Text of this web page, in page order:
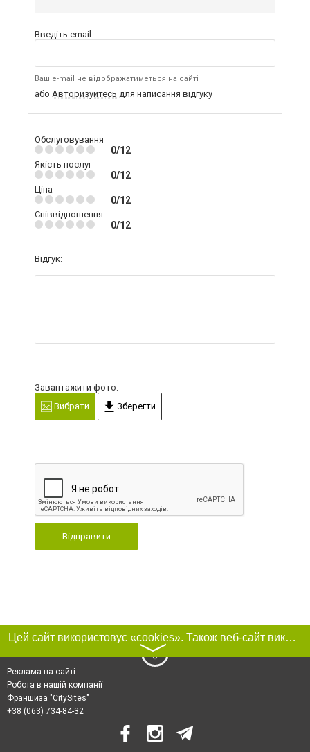
Введіть email:
Ваш e-mail не відображатиметься на сайті
або Авторизуйтесь для написання відгуку
Обслуговування
0/12
Якість послуг
0/12
Ціна
0/12
Співвідношення
0/12
Відгук:
Завантажити фото:
Вибрати
Зберегти
Відправити
Цей сайт використовує «cookies». Також веб-сайт використовує інтернет-сервіс для збору технічних даних стосовно відвідувачів з метою отримання маркетингової та статистичної інформації. Умови обробки даних відвідувачів сайту див.
〉
Реклама на сайті
Робота в нашій компанії
Франшиза "CitySites"
+38 (063) 734-84-32